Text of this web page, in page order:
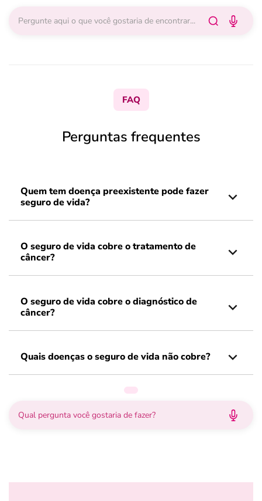
FAQ
Perguntas frequentes
Quem tem doença preexistente pode fazer
seguro de vida?
O seguro de vida cobre o tratamento de
câncer?
O seguro de vida cobre o diagnóstico de
câncer?
Quais doenças o seguro de vida não cobre?